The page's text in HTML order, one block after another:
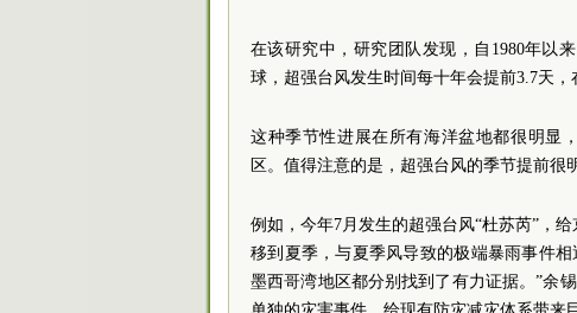
在该研究中，研究团队发现，自1980年以
球，超强台风发生时间每十年会提前3.7天，
这种季节性进展在所有海洋盆地都很明显
区。值得注意的是，超强台风的季节提前很
例如，今年7月发生的超强台风“杜苏芮”，
移到夏季，与夏季风导致的极端暴雨事件
墨西哥湾地区都分别找到了有力证据。”余